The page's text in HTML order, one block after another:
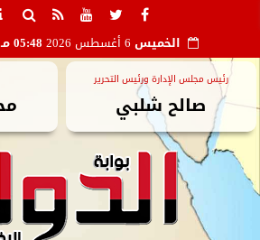
الخميس 05:48 مـ
رئيس مجلس الإدارة ورئيس التحرير
صالح شلبي